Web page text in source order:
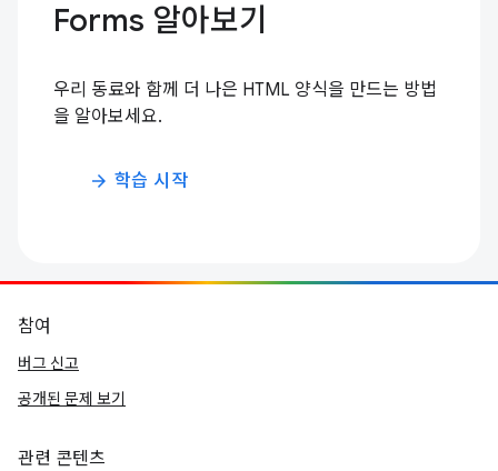
Forms 알아보기
우리 동료와 함께 더 나은 HTML 양식을 만드는 방법
을 알아보세요.
arrow_forward 학습 시작
참여
버그 신고
공개된 문제 보기
관련 콘텐츠